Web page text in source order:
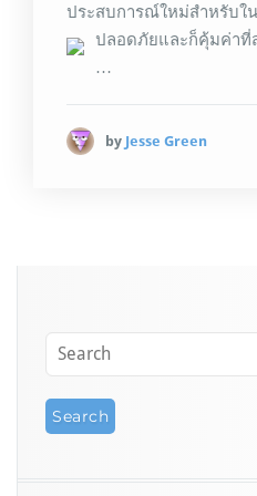
ประสบการณ์ใหม่สำหรับใ
ปลอดภัยและก็คุ้มค่าที่
…
by Jesse Green